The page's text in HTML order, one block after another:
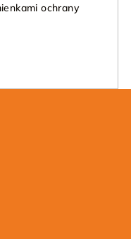
ochrany